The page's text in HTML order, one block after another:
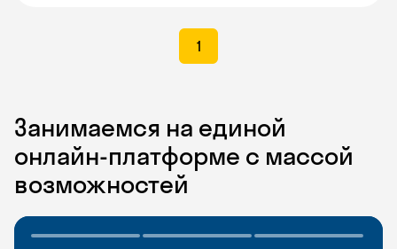
1
Занимаемся на единой
онлайн-платформе с массой
возможностей